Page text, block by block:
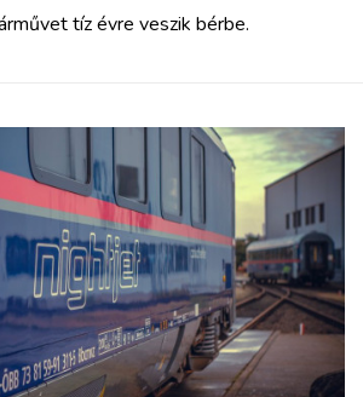
tíz évre veszik bérbe.